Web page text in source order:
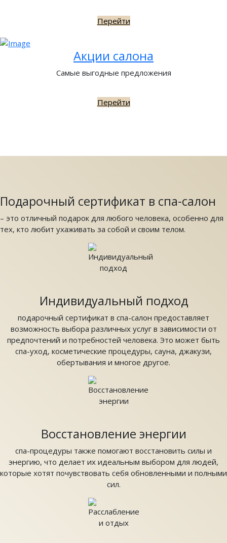
Перейти
Акции салона
Самые выгодные предложения
Перейти
Подарочный сертификат в спа-салон
– это отличный подарок для любого человека, особенно для
тех, кто любит ухаживать за собой и своим телом.
Индивидуальный подход
подарочный сертификат в спа-салон предоставляет
возможность выбора различных услуг в зависимости от
предпочтений и потребностей человека. Это может быть
спа-уход, косметические процедуры, сауна, джакузи,
обертывания и многое другое.
Восстановление энергии
спа-процедуры также помогают восстановить силы и
энергию, что делает их идеальным выбором для людей,
которые хотят почувствовать себя обновленными и полными
сил.